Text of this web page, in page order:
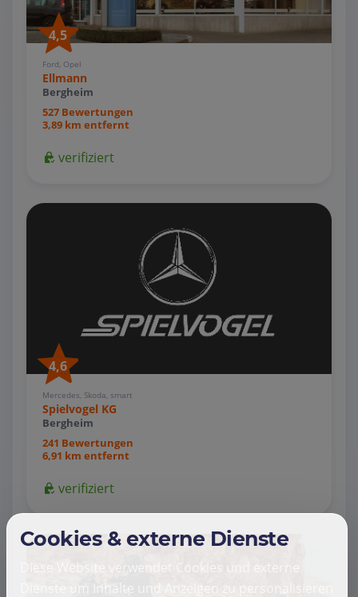
4,5
Ford, Opel
Ellmann
Bergheim
527 Bewertungen
3,89 km entfernt
verifiziert
4,6
Mercedes, Skoda, smart
Spielvogel KG
Bergheim
241 Bewertungen
6,91 km entfernt
verifiziert
Cookies & externe Dienste
Diese Website verwendet Cookies und externe
Dienste um Inhalte und Anzeigen zu personalisieren